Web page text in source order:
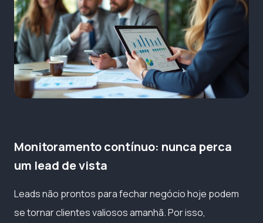
Monitoramento contínuo: nunca perca
um lead de vista
Leads não prontos para fechar negócio hoje podem
se tornar clientes valiosos amanhã. Por isso,